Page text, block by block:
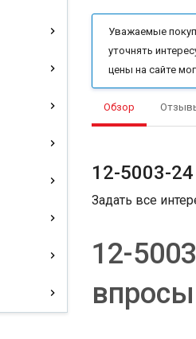
Уважаемые
уточнять
цены на сайте
Обзор
12-5003-
Задать все
12-